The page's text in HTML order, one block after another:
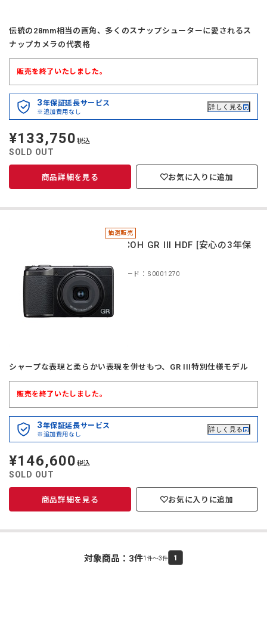
伝統の28mm相当の画角、多くのスナップシューターに愛されるス
ナップカメラの代表格
販売を終了いたしました。
3年保証延長サービス
※追加費用なし
詳しく見る
定
価
¥133,750 税込
SOLD OUT
商品詳細を見る お気に入りに追加
抽選販売
＊RICOH GR III HDF [安心の3年保
商品コード：S0001270
シャープな表現と柔らかい表現を併せもつ、GR III特別仕様モデル
販売を終了いたしました。
3年保証延長サービス
※追加費用なし
詳しく見る
定
価
¥146,600 税込
SOLD OUT
商品詳細を見る お気に入りに追加
対象商品： 3件1件～3件 1